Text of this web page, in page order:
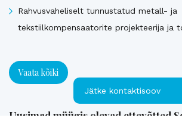
Rahvusvaheliselt tunnustatud metall- ja
tekstiilkompensaatorite projekteerija ja
Vaata kõiki
Uusimad müügis olevad ettevõtted
Jätke kontaktisoov